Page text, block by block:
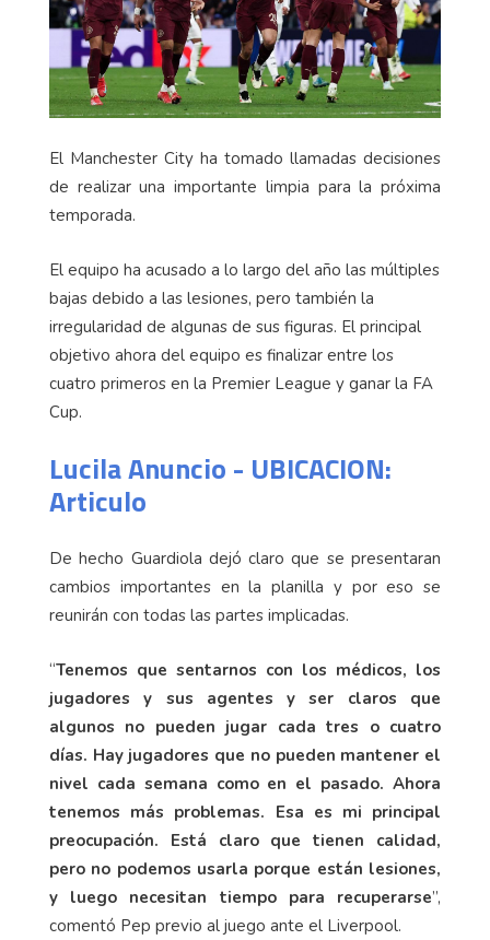
El Manchester City ha tomado llamadas decisiones
de realizar una importante limpia para la próxima
temporada.
El equipo ha acusado a lo largo del año las múltiples
bajas debido a las lesiones, pero también la
irregularidad de algunas de sus figuras. El principal
objetivo ahora del equipo es finalizar entre los
cuatro primeros en la Premier League y ganar la FA
Cup.
Lucila Anuncio - UBICACION:
Articulo
De hecho Guardiola dejó claro que se presentaran
cambios importantes en la planilla y por eso se
reunirán con todas las partes implicadas.
“Tenemos que sentarnos con los médicos, los
jugadores y sus agentes y ser claros que
algunos no pueden jugar cada tres o cuatro
días. Hay jugadores que no pueden mantener el
nivel cada semana como en el pasado. Ahora
tenemos más problemas. Esa es mi principal
preocupación. Está claro que tienen calidad,
pero no podemos usarla porque están lesiones,
y luego necesitan tiempo para recuperarse”,
comentó Pep previo al juego ante el Liverpool.